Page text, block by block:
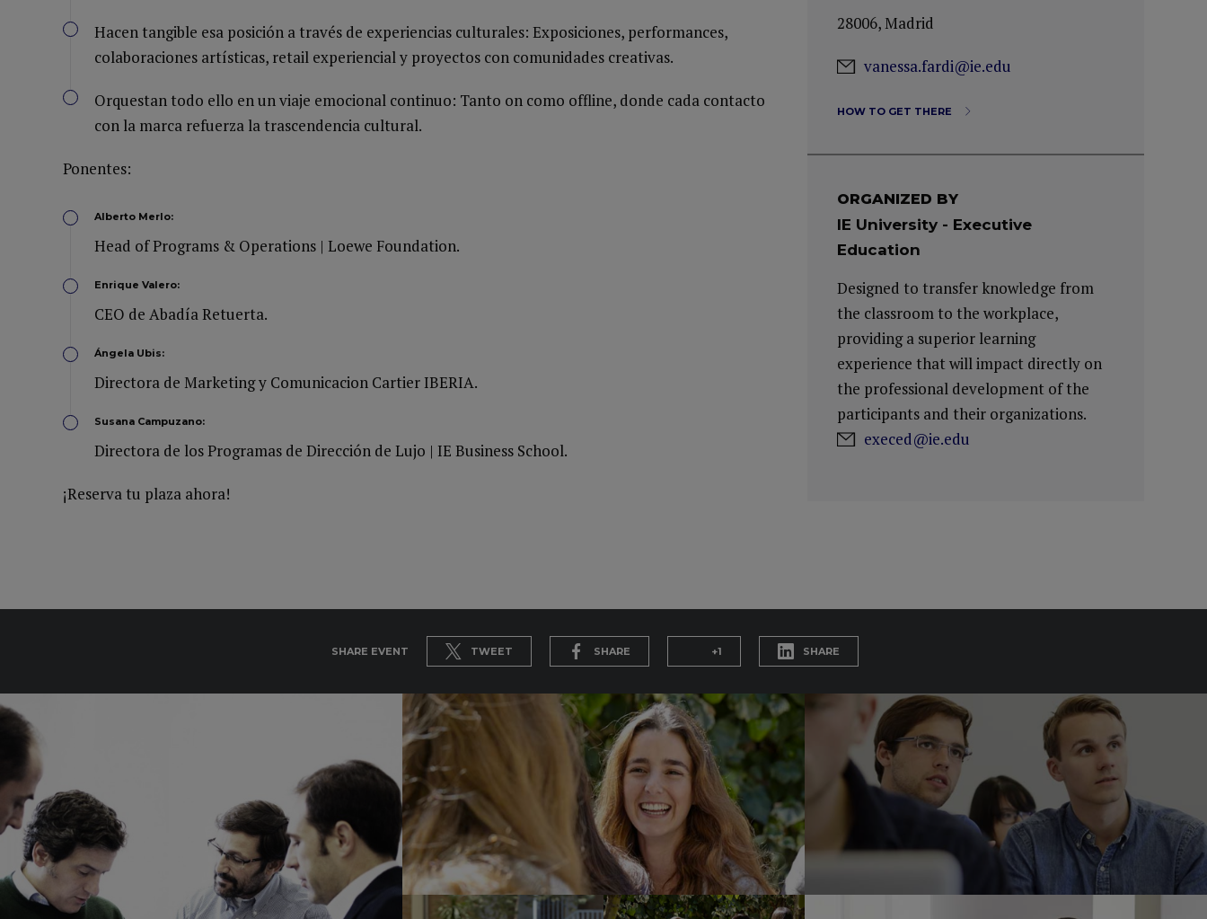
Hacen tangible esa posición a través de experiencias culturales: Exposiciones, performances,
colaboraciones artísticas, retail experiencial y proyectos con comunidades creativas.
Orquestan todo ello en un viaje emocional continuo: Tanto on como offline, donde cada contacto
con la marca refuerza la trascendencia cultural.
Ponentes:
Alberto Merlo:
Head of Programs & Operations | Loewe Foundation.
Enrique Valero:
CEO de Abadía Retuerta.
Ángela Ubis:
Directora de Marketing y Comunicacion Cartier IBERIA.
Susana Campuzano:
Directora de los Programas de Dirección de Lujo | IE Business School.
¡Reserva tu plaza ahora!
28006, Madrid
vanessa.fardi@ie.edu
HOW TO GET THERE
ORGANIZED BY
IE University - Executive
Education
Designed to transfer knowledge from
the classroom to the workplace,
providing a superior learning
experience that will impact directly on
the professional development of the
participants and their organizations.
execed@ie.edu
SHARE EVENT TWEET SHARE +1 SHARE